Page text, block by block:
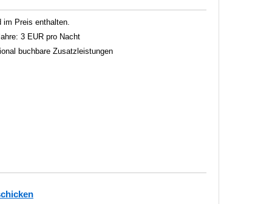
im Preis enthalten.
3 EUR pro Nacht
buchbare Zusatzleistungen